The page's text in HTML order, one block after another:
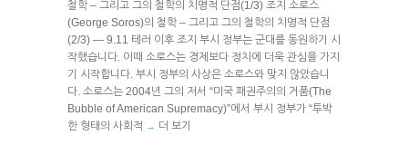
철학 – 그리고 그의 철학의 치명적 단점(1/3) 조지 소로스
(George Soros)의 철학 – 그리고 그의 철학의 치명적 단점
(2/3) — 9.11 테러 이후 조지 부시 정부는 군대를 동원하기 시
작했습니다. 이때 소로스는 경제보다 정치에 더욱 관심을 가지
기 시작합니다. 부시 정부의 사상은 소로스와 맞지 않았습니
다. 소로스는 2004년 그의 저서 “미국 패권주의의 거품(The
Bubble of American Supremacy)”에서 부시 정부가 “투박
한 형태의 사회적 → 더 보기